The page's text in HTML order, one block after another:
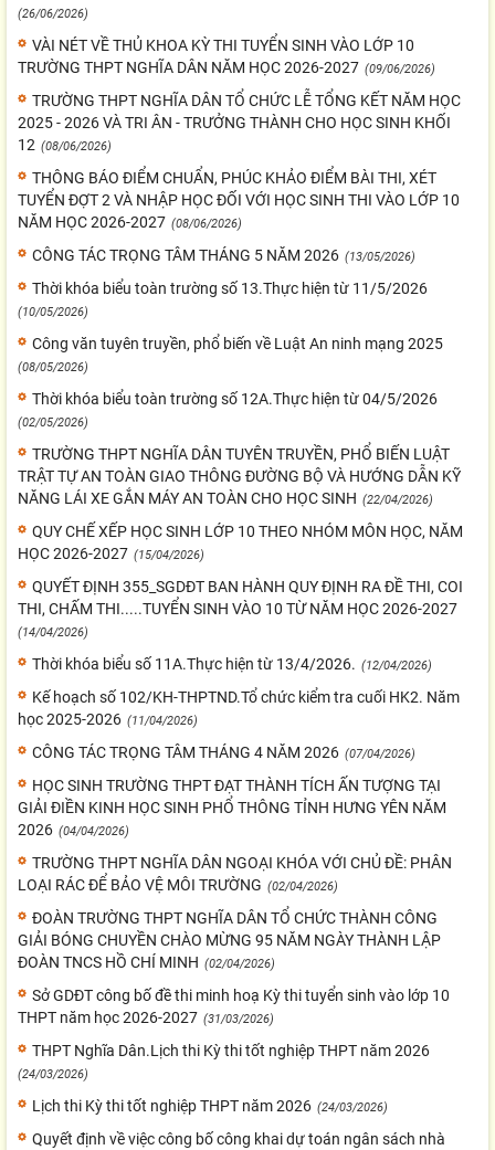
(26/06/2026)
VÀI NÉT VỀ THỦ KHOA KỲ THI TUYỂN SINH VÀO LỚP 10
TRƯỜNG THPT NGHĨA DÂN NĂM HỌC 2026-2027 (09/06/2026)
TRƯỜNG THPT NGHĨA DÂN TỔ CHỨC LỄ TỔNG KẾT NĂM HỌC
2025 - 2026 VÀ TRI ÂN - TRƯỞNG THÀNH CHO HỌC SINH KHỐI
12 (08/06/2026)
THÔNG BÁO ĐIỂM CHUẨN, PHÚC KHẢO ĐIỂM BÀI THI, XÉT
TUYỂN ĐỢT 2 VÀ NHẬP HỌC ĐỐI VỚI HỌC SINH THI VÀO LỚP 10
NĂM HỌC 2026-2027 (08/06/2026)
CÔNG TÁC TRỌNG TÂM THÁNG 5 NĂM 2026 (13/05/2026)
Thời khóa biểu toàn trường số 13.Thực hiện từ 11/5/2026
(10/05/2026)
Công văn tuyên truyền, phổ biến về Luật An ninh mạng 2025
(08/05/2026)
Thời khóa biểu toàn trường số 12A.Thực hiện từ 04/5/2026
(02/05/2026)
TRƯỜNG THPT NGHĨA DÂN TUYÊN TRUYỀN, PHỔ BIẾN LUẬT
TRẬT TỰ AN TOÀN GIAO THÔNG ĐƯỜNG BỘ VÀ HƯỚNG DẪN KỸ
NĂNG LÁI XE GẮN MÁY AN TOÀN CHO HỌC SINH (22/04/2026)
QUY CHẾ XẾP HỌC SINH LỚP 10 THEO NHÓM MÔN HỌC, NĂM
HỌC 2026-2027 (15/04/2026)
QUYẾT ĐỊNH 355_SGDĐT BAN HÀNH QUY ĐỊNH RA ĐỀ THI, COI
THI, CHẤM THI.....TUYỂN SINH VÀO 10 TỪ NĂM HỌC 2026-2027
(14/04/2026)
Thời khóa biểu số 11A.Thực hiện từ 13/4/2026. (12/04/2026)
Kế hoạch số 102/KH-THPTND.Tổ chức kiểm tra cuối HK2. Năm
học 2025-2026 (11/04/2026)
CÔNG TÁC TRỌNG TÂM THÁNG 4 NĂM 2026 (07/04/2026)
HỌC SINH TRƯỜNG THPT ĐẠT THÀNH TÍCH ẤN TƯỢNG TẠI
GIẢI ĐIỀN KINH HỌC SINH PHỔ THÔNG TỈNH HƯNG YÊN NĂM
2026 (04/04/2026)
TRƯỜNG THPT NGHĨA DÂN NGOẠI KHÓA VỚI CHỦ ĐỀ: PHÂN
LOẠI RÁC ĐỂ BẢO VỆ MÔI TRƯỜNG (02/04/2026)
ĐOÀN TRƯỜNG THPT NGHĨA DÂN TỔ CHỨC THÀNH CÔNG
GIẢI BÓNG CHUYỀN CHÀO MỪNG 95 NĂM NGÀY THÀNH LẬP
ĐOÀN TNCS HỒ CHÍ MINH (02/04/2026)
Sở GDĐT công bố đề thi minh hoạ Kỳ thi tuyển sinh vào lớp 10
THPT năm học 2026-2027 (31/03/2026)
THPT Nghĩa Dân.Lịch thi Kỳ thi tốt nghiệp THPT năm 2026
(24/03/2026)
Lịch thi Kỳ thi tốt nghiệp THPT năm 2026 (24/03/2026)
Quyết định về việc công bố công khai dự toán ngân sách nhà